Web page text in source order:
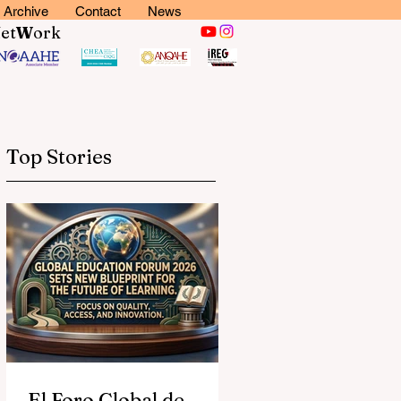
Archive Contact News
etWork
Top Stories